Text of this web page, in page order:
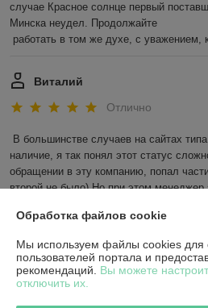
случае Красное солнце первый
Минска неудел. Продолжайте
работать в том же духе, с уважением,
Виталий
Отлично
В большинстве случаев на сайтах
наличие, я так понял этот статус
обращении в эту компанию, попал
второй не было) Но при этом менеджер
О нас
Обработка файлов cookie
Мы используем файлы cookies для
пользователей портала и
рекомендаций. Вы можете
отключить их.